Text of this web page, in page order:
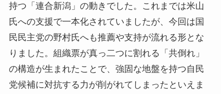
持つ「連合新潟」の動きでした。これまでは米山
氏への支援で一本化されていましたが、今回は国
民民主党の野村氏へも推薦や支持が流れる形とな
りました。組織票が真っ二つに割れる「共倒れ」
の構造が生まれたことで、強固な地盤を持つ自民
党候補に対抗する力が削がれてしまったといえま